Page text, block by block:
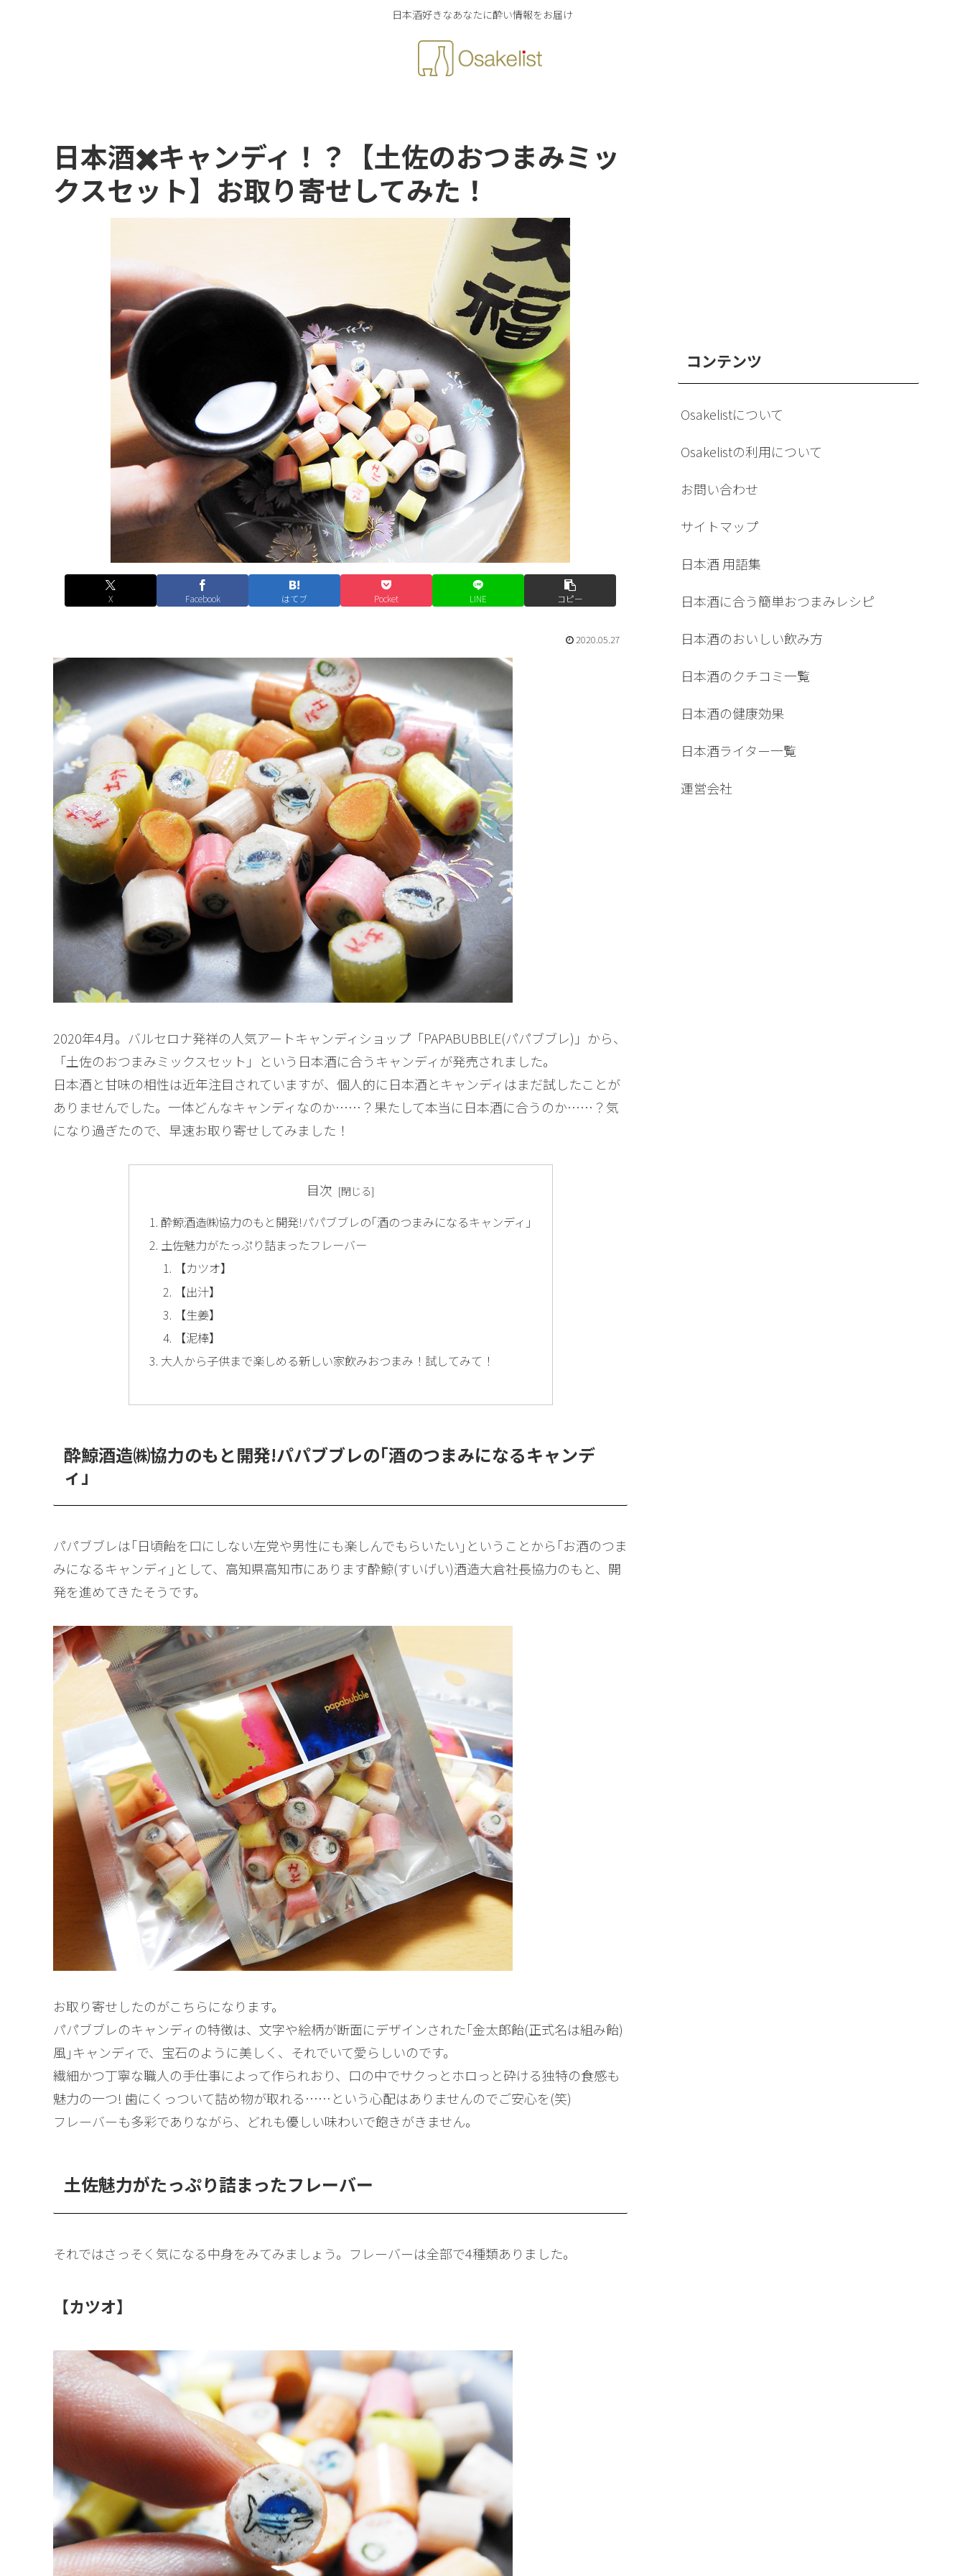
日本酒好きなあなたに酔い情報をお届け
日本酒✖️キャンディ！？【土佐のおつまみミッ
クスセット】お取り寄せしてみた！
X Facebook はてブ Pocket LINE コピー
2020.05.27
2020年4月。バルセロナ発祥の人気アートキャンディショップ「PAPABUBBLE(パパブブレ)」から、
「土佐のおつまみミックスセット」という日本酒に合うキャンディが発売されました。
日本酒と甘味の相性は近年注目されていますが、個人的に日本酒とキャンディはまだ試したことが
ありませんでした。一体どんなキャンディなのか……？果たして本当に日本酒に合うのか……？気
になり過ぎたので、早速お取り寄せしてみました！
目次
酔鯨酒造㈱協力のもと開発!パパブブレの｢酒のつまみになるキャンディ｣
土佐魅力がたっぷり詰まったフレーバー
【カツオ】
【出汁】
【生姜】
【泥棒】
大人から子供まで楽しめる新しい家飲みおつまみ！試してみて！
酔鯨酒造㈱協力のもと開発!パパブブレの｢酒のつまみになるキャンデ
ィ｣
パパブブレは｢日頃飴を口にしない左党や男性にも楽しんでもらいたい｣ということから｢お酒のつま
みになるキャンディ｣として、高知県高知市にあります酔鯨(すいげい)酒造大倉社長協力のもと、開
発を進めてきたそうです。
お取り寄せしたのがこちらになります。
パパブブレのキャンディの特徴は、文字や絵柄が断面にデザインされた｢金太郎飴(正式名は組み飴)
風｣キャンディで、宝石のように美しく、それでいて愛らしいのです。
繊細かつ丁寧な職人の手仕事によって作られおり、口の中でサクっとホロっと砕ける独特の食感も
魅力の一つ! 歯にくっついて詰め物が取れる……という心配はありませんのでご安心を(笑)
フレーバーも多彩でありながら、どれも優しい味わいで飽きがきません。
土佐魅力がたっぷり詰まったフレーバー
それではさっそく気になる中身をみてみましょう。フレーバーは全部で4種類ありました。
【カツオ】
コンテンツ
Osakelistについて
Osakelistの利用について
お問い合わせ
サイトマップ
日本酒 用語集
日本酒に合う簡単おつまみレシピ
日本酒のおいしい飲み方
日本酒のクチコミ一覧
日本酒の健康効果
日本酒ライター一覧
運営会社